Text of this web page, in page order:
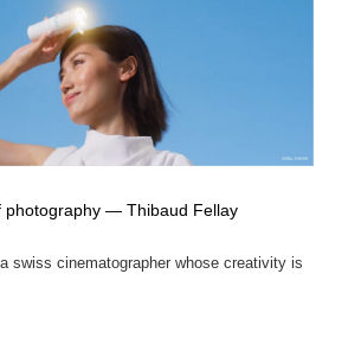
photography — Thibaud Fellay
swiss cinematographer whose creativity is